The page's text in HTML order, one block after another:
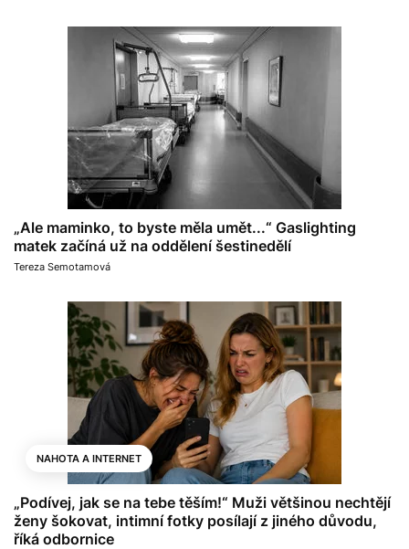
„Ale maminko, to byste měla umět...“ Gaslighting
matek začíná už na oddělení šestinedělí
Tereza Semotamová
NAHOTA A INTERNET
„Podívej, jak se na tebe těším!“ Muži většinou nechtějí
ženy šokovat, intimní fotky posílají z jiného důvodu,
říká odbornice